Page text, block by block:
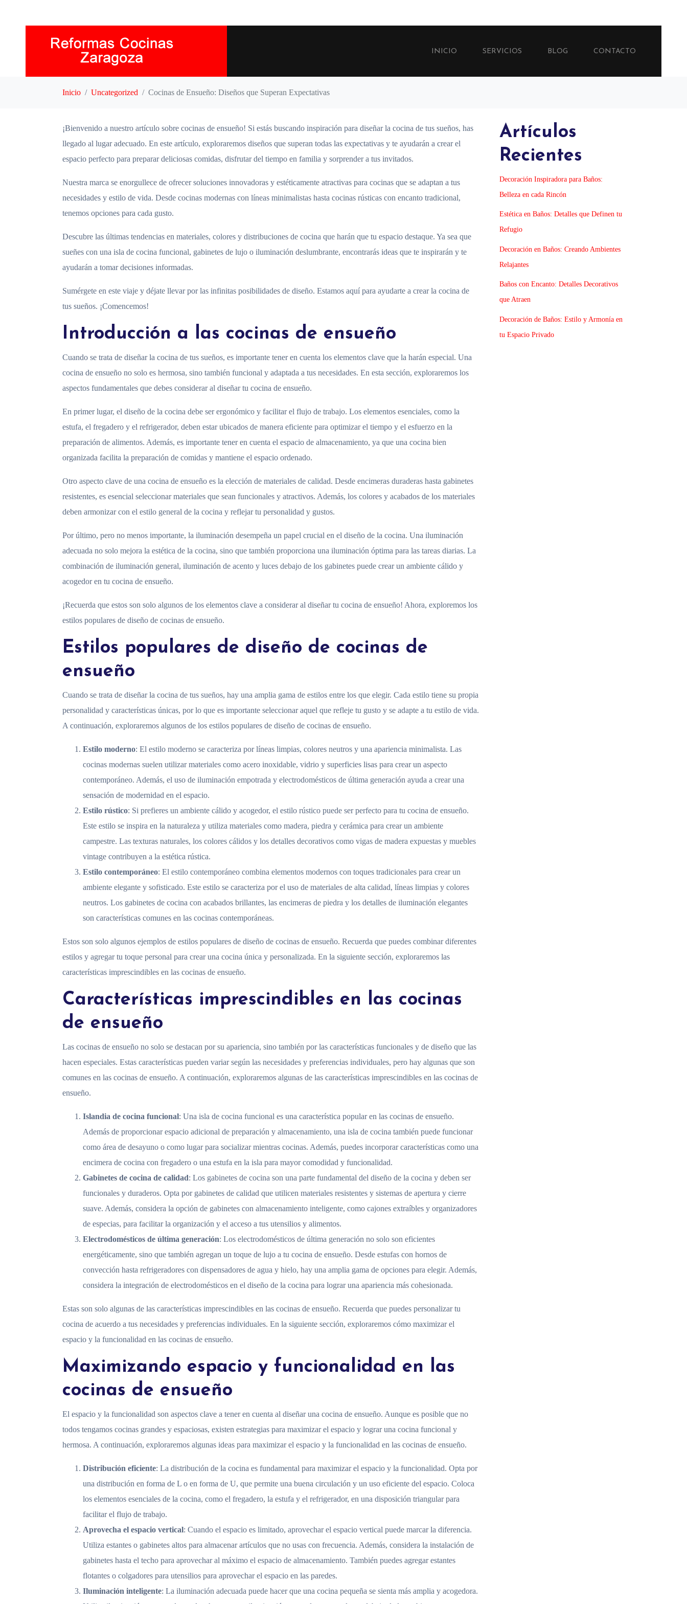
INICIO SERVICIOS BLOG CONTACTO
Inicio Uncategorized Cocinas de Ensueño: Diseños que Superan Expectativas
¡Bienvenido a nuestro artículo sobre cocinas de ensueño! Si estás buscando inspiración para diseñar la cocina de tus sueños, has
llegado al lugar adecuado. En este artículo, exploraremos diseños que superan todas las expectativas y te ayudarán a crear el
espacio perfecto para preparar deliciosas comidas, disfrutar del tiempo en familia y sorprender a tus invitados.
Nuestra marca se enorgullece de ofrecer soluciones innovadoras y estéticamente atractivas para cocinas que se adaptan a tus
necesidades y estilo de vida. Desde cocinas modernas con líneas minimalistas hasta cocinas rústicas con encanto tradicional,
tenemos opciones para cada gusto.
Descubre las últimas tendencias en materiales, colores y distribuciones de cocina que harán que tu espacio destaque. Ya sea que
sueñes con una isla de cocina funcional, gabinetes de lujo o iluminación deslumbrante, encontrarás ideas que te inspirarán y te
ayudarán a tomar decisiones informadas.
Sumérgete en este viaje y déjate llevar por las infinitas posibilidades de diseño. Estamos aquí para ayudarte a crear la cocina de
tus sueños. ¡Comencemos!
Introducción a las cocinas de ensueño
Cuando se trata de diseñar la cocina de tus sueños, es importante tener en cuenta los elementos clave que la harán especial. Una
cocina de ensueño no solo es hermosa, sino también funcional y adaptada a tus necesidades. En esta sección, exploraremos los
aspectos fundamentales que debes considerar al diseñar tu cocina de ensueño.
En primer lugar, el diseño de la cocina debe ser ergonómico y facilitar el flujo de trabajo. Los elementos esenciales, como la
estufa, el fregadero y el refrigerador, deben estar ubicados de manera eficiente para optimizar el tiempo y el esfuerzo en la
preparación de alimentos. Además, es importante tener en cuenta el espacio de almacenamiento, ya que una cocina bien
organizada facilita la preparación de comidas y mantiene el espacio ordenado.
Otro aspecto clave de una cocina de ensueño es la elección de materiales de calidad. Desde encimeras duraderas hasta gabinetes
resistentes, es esencial seleccionar materiales que sean funcionales y atractivos. Además, los colores y acabados de los materiales
deben armonizar con el estilo general de la cocina y reflejar tu personalidad y gustos.
Por último, pero no menos importante, la iluminación desempeña un papel crucial en el diseño de la cocina. Una iluminación
adecuada no solo mejora la estética de la cocina, sino que también proporciona una iluminación óptima para las tareas diarias. La
combinación de iluminación general, iluminación de acento y luces debajo de los gabinetes puede crear un ambiente cálido y
acogedor en tu cocina de ensueño.
¡Recuerda que estos son solo algunos de los elementos clave a considerar al diseñar tu cocina de ensueño! Ahora, exploremos los
estilos populares de diseño de cocinas de ensueño.
Estilos populares de diseño de cocinas de
ensueño
Cuando se trata de diseñar la cocina de tus sueños, hay una amplia gama de estilos entre los que elegir. Cada estilo tiene su propia
personalidad y características únicas, por lo que es importante seleccionar aquel que refleje tu gusto y se adapte a tu estilo de vida.
A continuación, exploraremos algunos de los estilos populares de diseño de cocinas de ensueño.
Estilo moderno: El estilo moderno se caracteriza por líneas limpias, colores neutros y una apariencia minimalista. Las
cocinas modernas suelen utilizar materiales como acero inoxidable, vidrio y superficies lisas para crear un aspecto
contemporáneo. Además, el uso de iluminación empotrada y electrodomésticos de última generación ayuda a crear una
sensación de modernidad en el espacio.
Estilo rústico: Si prefieres un ambiente cálido y acogedor, el estilo rústico puede ser perfecto para tu cocina de ensueño.
Este estilo se inspira en la naturaleza y utiliza materiales como madera, piedra y cerámica para crear un ambiente
campestre. Las texturas naturales, los colores cálidos y los detalles decorativos como vigas de madera expuestas y muebles
vintage contribuyen a la estética rústica.
Estilo contemporáneo: El estilo contemporáneo combina elementos modernos con toques tradicionales para crear un
ambiente elegante y sofisticado. Este estilo se caracteriza por el uso de materiales de alta calidad, líneas limpias y colores
neutros. Los gabinetes de cocina con acabados brillantes, las encimeras de piedra y los detalles de iluminación elegantes
son características comunes en las cocinas contemporáneas.
Estos son solo algunos ejemplos de estilos populares de diseño de cocinas de ensueño. Recuerda que puedes combinar diferentes
estilos y agregar tu toque personal para crear una cocina única y personalizada. En la siguiente sección, exploraremos las
características imprescindibles en las cocinas de ensueño.
Características imprescindibles en las cocinas
de ensueño
Las cocinas de ensueño no solo se destacan por su apariencia, sino también por las características funcionales y de diseño que las
hacen especiales. Estas características pueden variar según las necesidades y preferencias individuales, pero hay algunas que son
comunes en las cocinas de ensueño. A continuación, exploraremos algunas de las características imprescindibles en las cocinas de
ensueño.
Islandia de cocina funcional: Una isla de cocina funcional es una característica popular en las cocinas de ensueño.
Además de proporcionar espacio adicional de preparación y almacenamiento, una isla de cocina también puede funcionar
como área de desayuno o como lugar para socializar mientras cocinas. Además, puedes incorporar características como una
encimera de cocina con fregadero o una estufa en la isla para mayor comodidad y funcionalidad.
Gabinetes de cocina de calidad: Los gabinetes de cocina son una parte fundamental del diseño de la cocina y deben ser
funcionales y duraderos. Opta por gabinetes de calidad que utilicen materiales resistentes y sistemas de apertura y cierre
suave. Además, considera la opción de gabinetes con almacenamiento inteligente, como cajones extraíbles y organizadores
de especias, para facilitar la organización y el acceso a tus utensilios y alimentos.
Electrodomésticos de última generación: Los electrodomésticos de última generación no solo son eficientes
energéticamente, sino que también agregan un toque de lujo a tu cocina de ensueño. Desde estufas con hornos de
convección hasta refrigeradores con dispensadores de agua y hielo, hay una amplia gama de opciones para elegir. Además,
considera la integración de electrodomésticos en el diseño de la cocina para lograr una apariencia más cohesionada.
Estas son solo algunas de las características imprescindibles en las cocinas de ensueño. Recuerda que puedes personalizar tu
cocina de acuerdo a tus necesidades y preferencias individuales. En la siguiente sección, exploraremos cómo maximizar el
espacio y la funcionalidad en las cocinas de ensueño.
Maximizando espacio y funcionalidad en las
cocinas de ensueño
El espacio y la funcionalidad son aspectos clave a tener en cuenta al diseñar una cocina de ensueño. Aunque es posible que no
todos tengamos cocinas grandes y espaciosas, existen estrategias para maximizar el espacio y lograr una cocina funcional y
hermosa. A continuación, exploraremos algunas ideas para maximizar el espacio y la funcionalidad en las cocinas de ensueño.
Distribución eficiente: La distribución de la cocina es fundamental para maximizar el espacio y la funcionalidad. Opta por
una distribución en forma de L o en forma de U, que permite una buena circulación y un uso eficiente del espacio. Coloca
los elementos esenciales de la cocina, como el fregadero, la estufa y el refrigerador, en una disposición triangular para
facilitar el flujo de trabajo.
Aprovecha el espacio vertical: Cuando el espacio es limitado, aprovechar el espacio vertical puede marcar la diferencia.
Utiliza estantes o gabinetes altos para almacenar artículos que no usas con frecuencia. Además, considera la instalación de
gabinetes hasta el techo para aprovechar al máximo el espacio de almacenamiento. También puedes agregar estantes
flotantes o colgadores para utensilios para aprovechar el espacio en las paredes.
Iluminación inteligente: La iluminación adecuada puede hacer que una cocina pequeña se sienta más amplia y acogedora.
Artículos
Recientes
Decoración Inspiradora para Baños:
Belleza en cada Rincón
Estética en Baños: Detalles que Definen tu
Refugio
Decoración en Baños: Creando Ambientes
Relajantes
Baños con Encanto: Detalles Decorativos
que Atraen
Decoración de Baños: Estilo y Armonía en
tu Espacio Privado